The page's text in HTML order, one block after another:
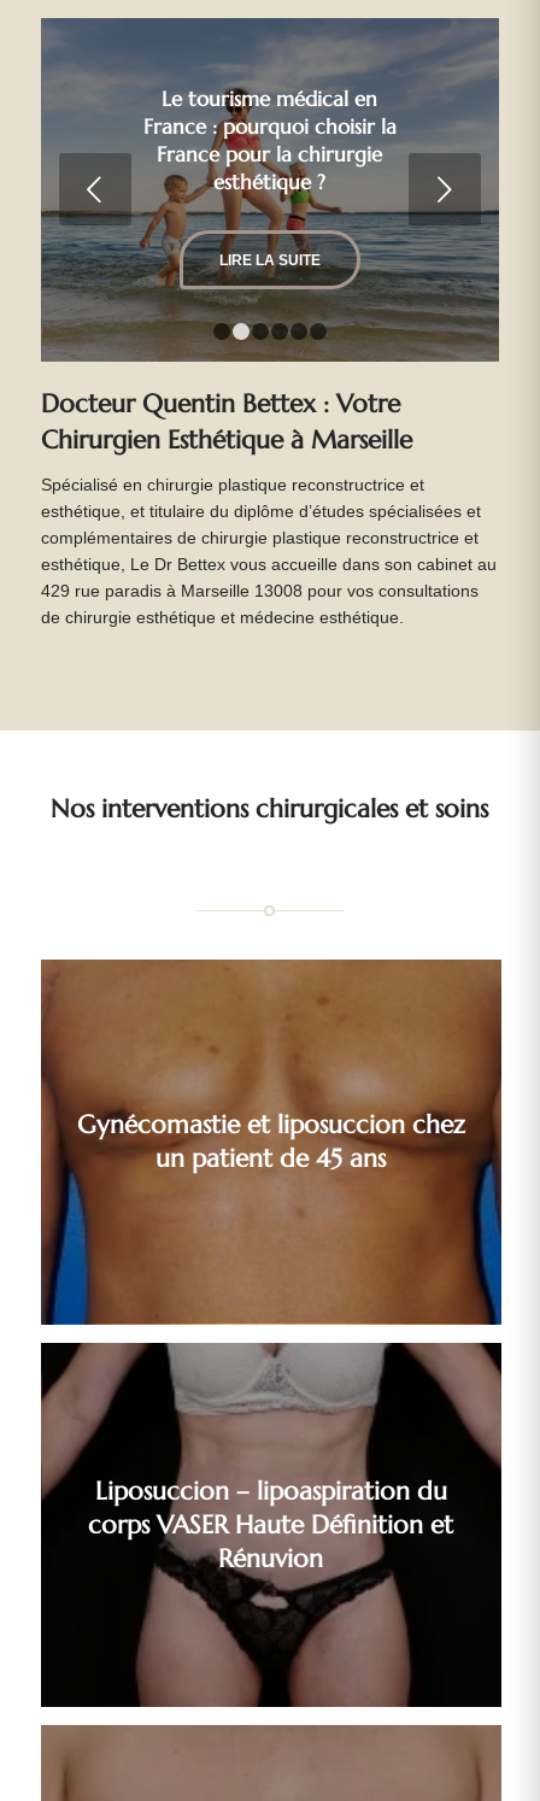
Le tourisme médical en
France : pourquoi choisir la
France pour la chirurgie
esthétique ?
LIRE LA SUITE
Suivant
1 5 6
Docteur Quentin Bettex : Votre
Chirurgien Esthétique à Marseille
Spécialisé en chirurgie plastique reconstructrice et
esthétique, et titulaire du diplôme d’études spécialisées et
complémentaires de chirurgie plastique reconstructrice et
esthétique, Le Dr Bettex vous accueille dans son cabinet au
429 rue paradis à Marseille 13008 pour vos consultations
de chirurgie esthétique et médecine esthétique.
Nos interventions chirurgicales et soins
Gynécomastie et liposuccion chez
un patient de 45 ans
Liposuccion – lipoaspiration du
corps VASER Haute Définition et
Rénuvion